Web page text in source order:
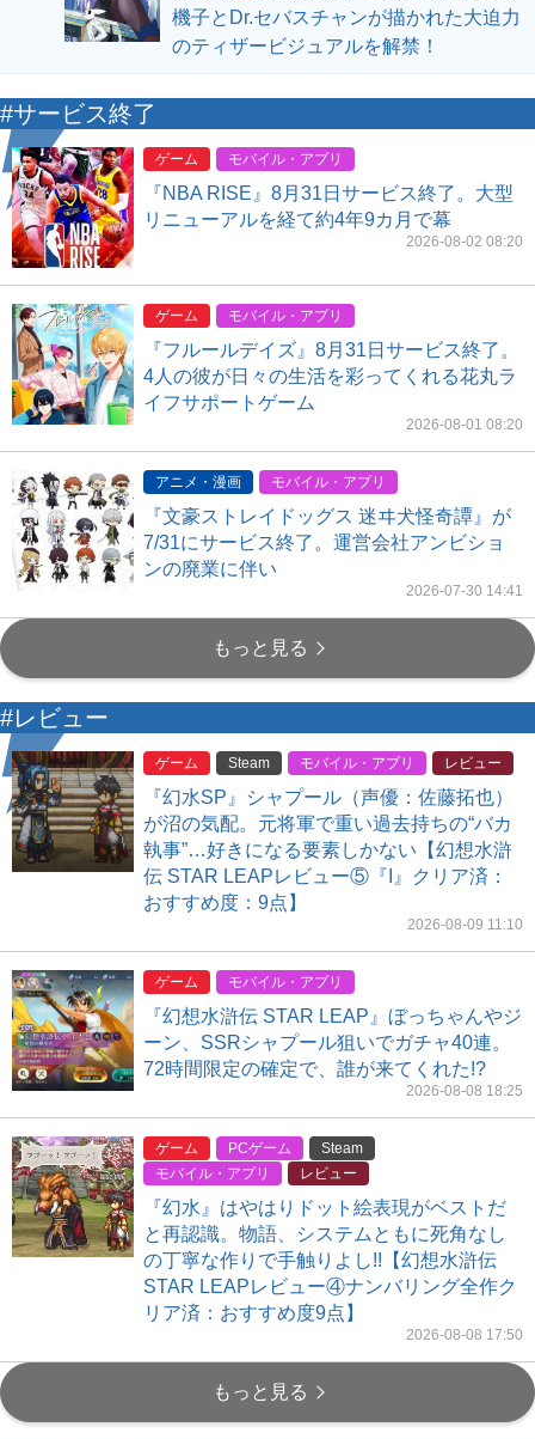
機子とDr.セバスチャンが描かれた大迫力
のティザービジュアルを解禁！
#サービス終了
ゲーム モバイル・アプリ
『NBA RISE』8月31日サービス終了。大型
リニューアルを経て約4年9カ月で幕
2026-08-02 08:20
ゲーム モバイル・アプリ
『フルールデイズ』8月31日サービス終了。
4人の彼が日々の生活を彩ってくれる花丸ラ
イフサポートゲーム
2026-08-01 08:20
アニメ・漫画 モバイル・アプリ
『文豪ストレイドッグス 迷ヰ犬怪奇譚』が
7/31にサービス終了。運営会社アンビショ
ンの廃業に伴い
2026-07-30 14:41
もっと見る
#レビュー
ゲーム Steam モバイル・アプリ レビュー
『幻水SP』シャプール（声優：佐藤拓也）
が沼の気配。元将軍で重い過去持ちの“バカ
執事”…好きになる要素しかない【幻想水滸
伝 STAR LEAPレビュー⑤『I』クリア済：
おすすめ度：9点】
2026-08-09 11:10
ゲーム モバイル・アプリ
『幻想水滸伝 STAR LEAP』ぼっちゃんやジ
ーン、SSRシャプール狙いでガチャ40連。
72時間限定の確定で、誰が来てくれた!?
2026-08-08 18:25
ゲーム PCゲーム
Steam
モバイル・アプリ
レビュー
『幻水』はやはりドット絵表現がベストだ
と再認識。物語、システムともに死角なし
の丁寧な作りで手触りよし!!【幻想水滸伝
STAR LEAPレビュー④ナンバリング全作ク
リア済：おすすめ度9点】
2026-08-08 17:50
もっと見る